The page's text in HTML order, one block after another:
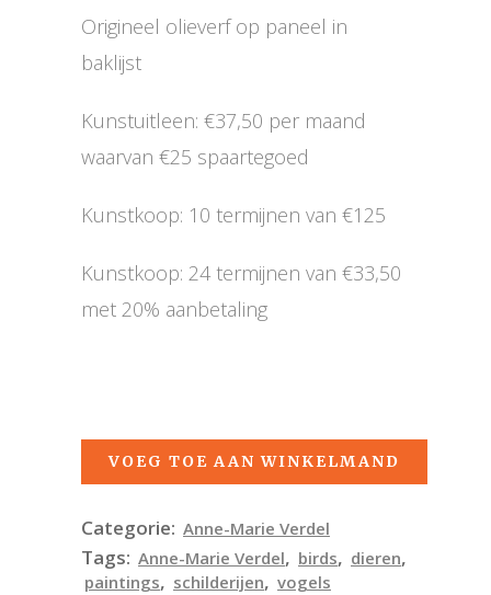
Origineel olieverf op paneel in
baklijst
Kunstuitleen: €37,50 per maand
waarvan €25 spaartegoed
Kunstkoop: 10 termijnen van €125
Kunstkoop: 24 termijnen van €33,50
met 20% aanbetaling
VOEG TOE AAN WINKELMAND
Categorie: Anne-Marie Verdel
Tags: Anne-Marie Verdel, birds, dieren,
paintings, schilderijen, vogels